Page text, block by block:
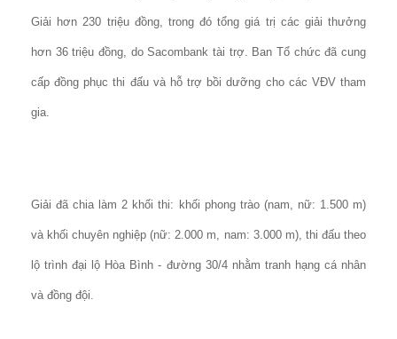
Giải hơn 230 triệu đồng, trong đó tổng giá trị các giải thưởng
hơn 36 triệu đồng, do Sacombank tài trợ. Ban Tổ chức đã cung
cấp đồng phục thi đấu và hỗ trợ bồi dưỡng cho các VĐV tham
gia.
Giải đã chia làm 2 khối thi: khối phong trào (nam, nữ: 1.500 m)
và khối chuyên nghiệp (nữ: 2.000 m, nam: 3.000 m), thi đấu theo
lộ trình đại lộ Hòa Bình - đường 30/4 nhằm tranh hạng cá nhân
và đồng đội.